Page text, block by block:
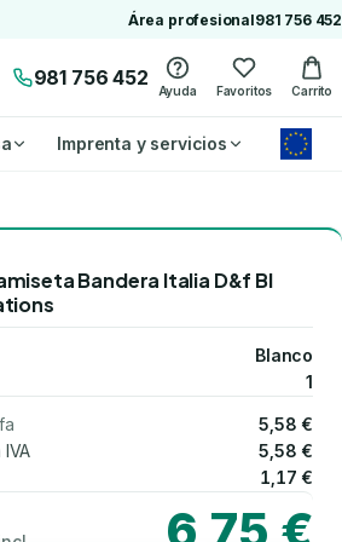
Área profesional981 756 452
981 756 452
Ayuda Favoritos Carrito
Imprenta y servicios
Bandera Italia D&f Bl
Blanco
1
5,58 €
5,58 €
1,17 €